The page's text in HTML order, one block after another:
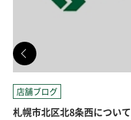
店舗ブログ
札幌市北区北8条西について